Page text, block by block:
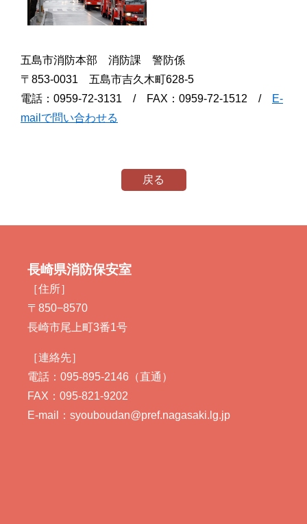
五島市消防本部 消防課 警防係
〒853-0031 五島市吉久木町628-5
電話：0959-72-3131 / FAX：0959-72-1512 /
E-
mailで問い合わせる
戻る
長崎県消防保安室
［住所］
〒850−8570
長崎市尾上町3番1号
［連絡先］
電話：095-895-2146（直通）
FAX：095-821-9202
E-mail：syouboudan@pref.nagasaki.lg.jp